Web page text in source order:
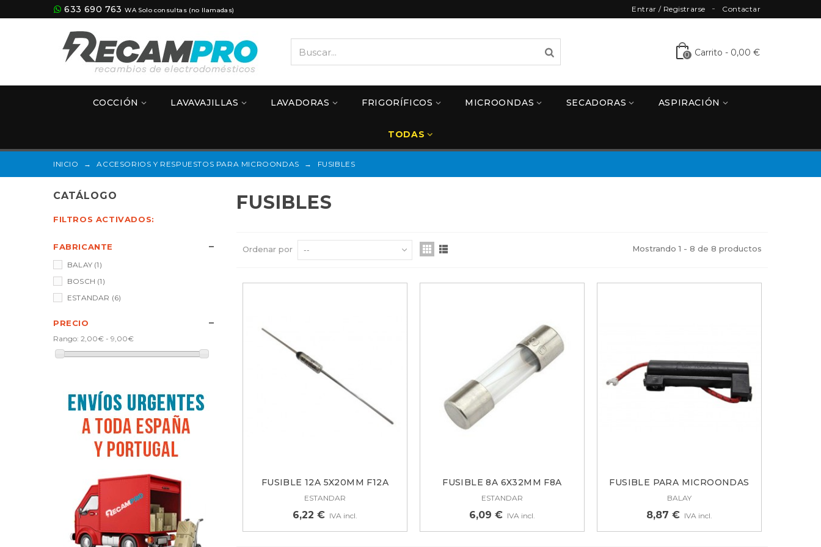
633 690 763 WA Solo consultas (no llamadas) Contactar
Entrar / Registrarse
0 Carrito - 0,00 €
COCCIÓN LAVAVAJILLAS LAVADORAS FRIGORÍFICOS MICROONDAS SECADORAS ASPIRACIÓN
TODAS
INICIO → ACCESORIOS Y RESPUESTOS PARA MICROONDAS → FUSIBLES
CATÁLOGO
FILTROS ACTIVADOS:
FABRICANTE
BALAY (1)
BOSCH (1)
ESTANDAR (6)
PRECIO
Rango: 2,00€ - 9,00€
FUSIBLES
Ordenar por -- Mostrando 1 - 8 de 8 productos
FUSIBLE 12A 5X20MM F12A
ESTANDAR
6,22 € IVA incl.
FUSIBLE 8A 6X32MM F8A
ESTANDAR
6,09 € IVA incl.
FUSIBLE PARA MICROONDAS
BALAY...
BALAY
8,87 € IVA incl.